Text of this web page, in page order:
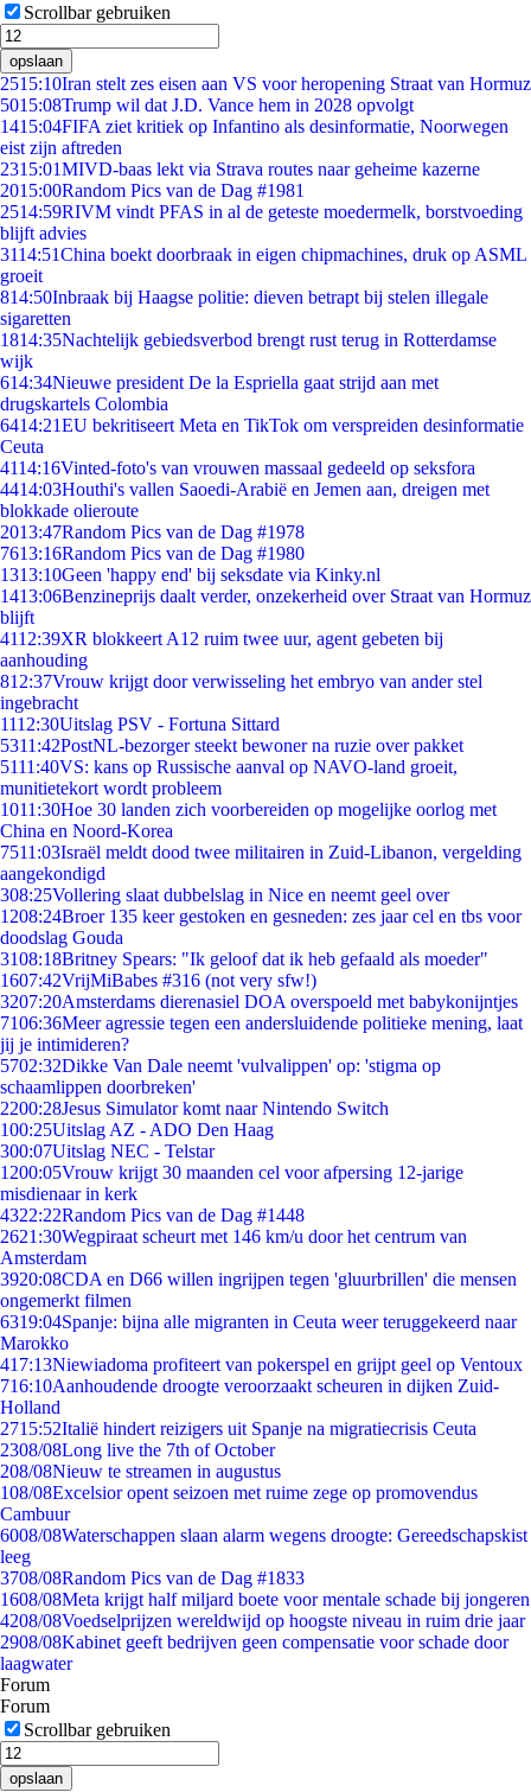
Scrollbar gebruiken
opslaan
2515:10Iran stelt zes eisen aan VS voor heropening Straat van Hormuz
5015:08Trump wil dat J.D. Vance hem in 2028 opvolgt
1415:04FIFA ziet kritiek op Infantino als desinformatie, Noorwegen
eist zijn aftreden
2315:01MIVD-baas lekt via Strava routes naar geheime kazerne
2015:00Random Pics van de Dag #1981
2514:59RIVM vindt PFAS in al de geteste moedermelk, borstvoeding
blijft advies
3114:51China boekt doorbraak in eigen chipmachines, druk op ASML
groeit
814:50Inbraak bij Haagse politie: dieven betrapt bij stelen illegale
sigaretten
1814:35Nachtelijk gebiedsverbod brengt rust terug in Rotterdamse
wijk
614:34Nieuwe president De la Espriella gaat strijd aan met
drugskartels Colombia
6414:21EU bekritiseert Meta en TikTok om verspreiden desinformatie
Ceuta
4114:16Vinted-foto's van vrouwen massaal gedeeld op seksfora
4414:03Houthi's vallen Saoedi-Arabië en Jemen aan, dreigen met
blokkade olieroute
2013:47Random Pics van de Dag #1978
7613:16Random Pics van de Dag #1980
1313:10Geen 'happy end' bij seksdate via Kinky.nl
1413:06Benzineprijs daalt verder, onzekerheid over Straat van Hormuz
blijft
4112:39XR blokkeert A12 ruim twee uur, agent gebeten bij
aanhouding
812:37Vrouw krijgt door verwisseling het embryo van ander stel
ingebracht
1112:30Uitslag PSV - Fortuna Sittard
5311:42PostNL-bezorger steekt bewoner na ruzie over pakket
5111:40VS: kans op Russische aanval op NAVO-land groeit,
munitietekort wordt probleem
1011:30Hoe 30 landen zich voorbereiden op mogelijke oorlog met
China en Noord-Korea
7511:03Israël meldt dood twee militairen in Zuid-Libanon, vergelding
aangekondigd
308:25Vollering slaat dubbelslag in Nice en neemt geel over
1208:24Broer 135 keer gestoken en gesneden: zes jaar cel en tbs voor
doodslag Gouda
3108:18Britney Spears: "Ik geloof dat ik heb gefaald als moeder"
1607:42VrijMiBabes #316 (not very sfw!)
3207:20Amsterdams dierenasiel DOA overspoeld met babykonijntjes
7106:36Meer agressie tegen een andersluidende politieke mening, laat
jij je intimideren?
5702:32Dikke Van Dale neemt 'vulvalippen' op: 'stigma op
schaamlippen doorbreken'
2200:28Jesus Simulator komt naar Nintendo Switch
100:25Uitslag AZ - ADO Den Haag
300:07Uitslag NEC - Telstar
1200:05Vrouw krijgt 30 maanden cel voor afpersing 12-jarige
misdienaar in kerk
4322:22Random Pics van de Dag #1448
2621:30Wegpiraat scheurt met 146 km/u door het centrum van
Amsterdam
3920:08CDA en D66 willen ingrijpen tegen 'gluurbrillen' die mensen
ongemerkt filmen
6319:04Spanje: bijna alle migranten in Ceuta weer teruggekeerd naar
Marokko
417:13Niewiadoma profiteert van pokerspel en grijpt geel op Ventoux
716:10Aanhoudende droogte veroorzaakt scheuren in dijken Zuid-
Holland
2715:52Italië hindert reizigers uit Spanje na migratiecrisis Ceuta
2308/08Long live the 7th of October
208/08Nieuw te streamen in augustus
108/08Excelsior opent seizoen met ruime zege op promovendus
Cambuur
6008/08Waterschappen slaan alarm wegens droogte: Gereedschapskist
leeg
3708/08Random Pics van de Dag #1833
1608/08Meta krijgt half miljard boete voor mentale schade bij jongeren
4208/08Voedselprijzen wereldwijd op hoogste niveau in ruim drie jaar
2908/08Kabinet geeft bedrijven geen compensatie voor schade door
laagwater
Forum
Forum
Scrollbar gebruiken
opslaan